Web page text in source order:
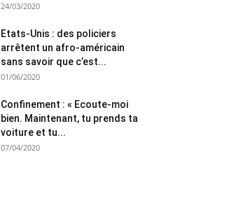
24/03/2020
Etats-Unis : des policiers
arrêtent un afro-américain
sans savoir que c’est...
01/06/2020
Confinement : « Ecoute-moi
bien. Maintenant, tu prends ta
voiture et tu...
07/04/2020